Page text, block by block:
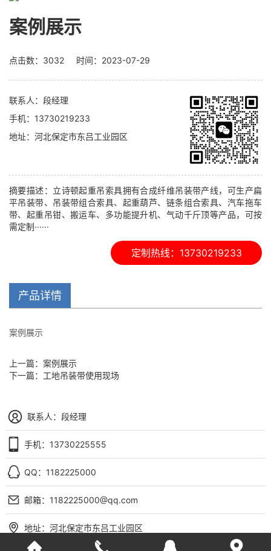
案例展示
点击数：3032 时间：2023-07-29
联系人： 段经理
手机： 13730219233
地址： 河北保定市东吕工业园区
摘要描述：立诗顿起重吊索具拥有合成纤维吊装带产线，可生产扁
平吊装带、吊装带组合索具、起重葫芦、链条组合索具、汽车拖车
带、起重吊钳、搬运车、多功能提升机、气动千斤顶等产品，可按
需定制······
定制热线：13730219233
产品详情
案例展示
上一篇： 案例展示
下一篇： 工地吊装带使用现场
联系人：段经理
手机：13730225555
QQ：1182225000
邮箱：1182225000@qq.com
地址：河北保定市东吕工业园区